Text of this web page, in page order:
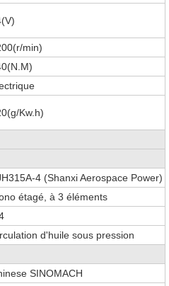
min)
Kw.h)
4 (Shanxi Aerospace Power)
étagé, à 3 éléments
d'huile sous pression
SINOMACH